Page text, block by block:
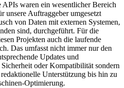
APIs waren ein wesentlicher Bereich
unsere Auftraggeber umgesetzt
von Daten mit externen Systemen,
sind, durchgeführt. Für die
Projekten auch die laufende
Das umfasst nicht immer nur den
Updates und
oder Kompatibilität sondern
Unterstützung bis hin zu
Optimierung.